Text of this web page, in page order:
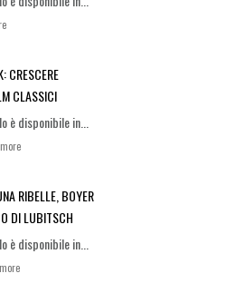
CRESCERE
CLASSICI
disponibile in...
RIBELLE, BOYER
DI LUBITSCH
disponibile in...